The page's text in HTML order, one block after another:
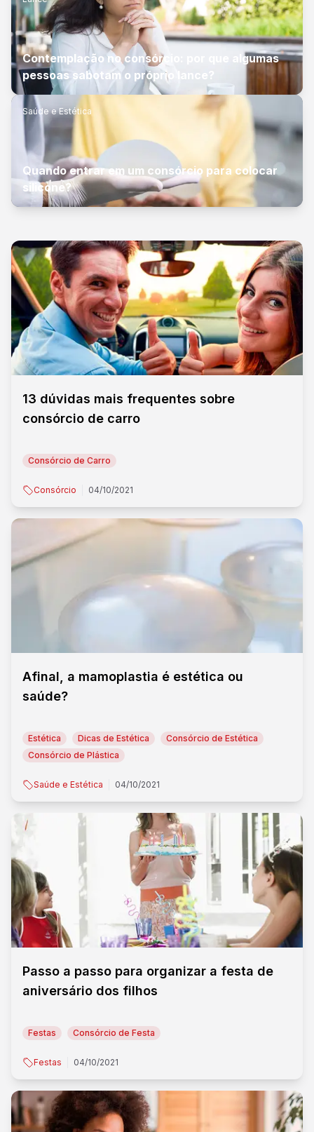
Contemplação no consórcio: por que algumas
pessoas sabotam o próprio lance?
Saúde e Estética
Quando entrar em um consórcio para colocar
silicone?
13 dúvidas mais frequentes sobre
consórcio de carro
Consórcio de Carro
Consórcio 04/10/2021
Afinal, a mamoplastia é estética ou
saúde?
Estética Dicas de Estética
Consórcio de Estética
Consórcio de Plástica
Saúde e Estética 04/10/2021
Passo a passo para organizar a festa de
aniversário dos filhos
Festas Consórcio de Festa
Festas 04/10/2021